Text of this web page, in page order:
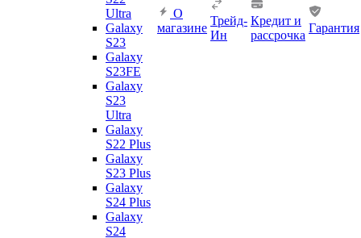
Ultra
Galaxy
S23
Galaxy
S23FE
Galaxy
S23
Ultra
Galaxy
S22 Plus
Galaxy
S23 Plus
Galaxy
S24 Plus
Galaxy
S24
О
магазине
Трейд-
Ин
Кредит и
рассрочка
Гарантия